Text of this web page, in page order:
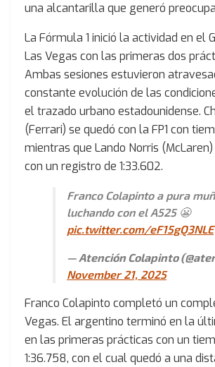
una alcantarilla que generó
La Fórmula 1 inició la actividad en el
Las Vegas con las primeras dos
Ambas sesiones estuvieron
constante evolución de las
el trazado urbano estadounidense.
(Ferrari) se quedó con la FP1 con
mientras que Lando Norris
con un registro de 1:33.602.
Franco Colapinto a pura
luchando con el A525 😬
pic.twitter.com/eF15gQ3NLE
— Atención Colapinto
November 21, 2025
Franco Colapinto completó un
Vegas. El argentino terminó en la
en las primeras prácticas con un
1:36.758, con el cual quedó a una